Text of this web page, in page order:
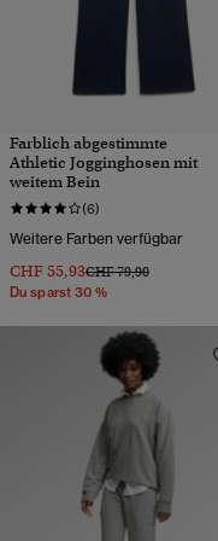
Farblich abgestimmte
Athletic Jogginghosen mit
weitem Bein
(6)
Weitere Farben verfügbar
CHF 55,93Preis wurde reduziert
CHF 79,90bis
Du sparst 30 %